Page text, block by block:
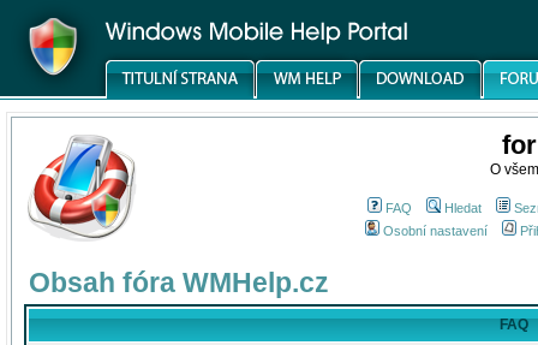
O
FAQ Hledat
Osobní nastavení
Obsah fóra WMHelp.cz
FAQ